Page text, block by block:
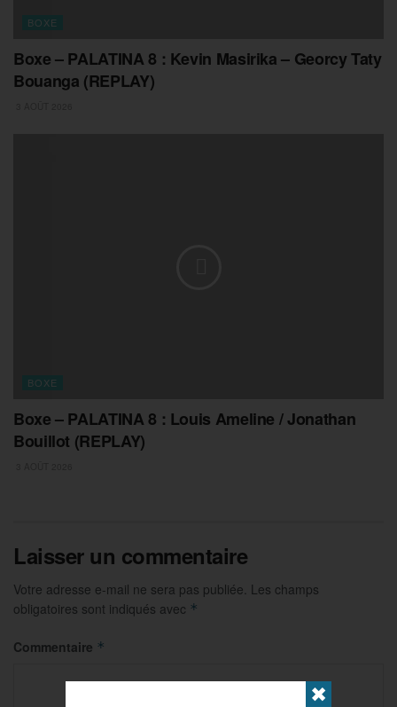
BOXE
Boxe – PALATINA 8 : Kevin Masirika – Georcy Taty
Bouanga (REPLAY)
BOXE
Boxe – PALATINA 8 : Louis Ameline / Jonathan
Bouillot (REPLAY)
Laisser un commentaire
Votre adresse e-mail ne sera pas publiée. Les champs
obligatoires sont indiqués avec *
Commentaire *
✖